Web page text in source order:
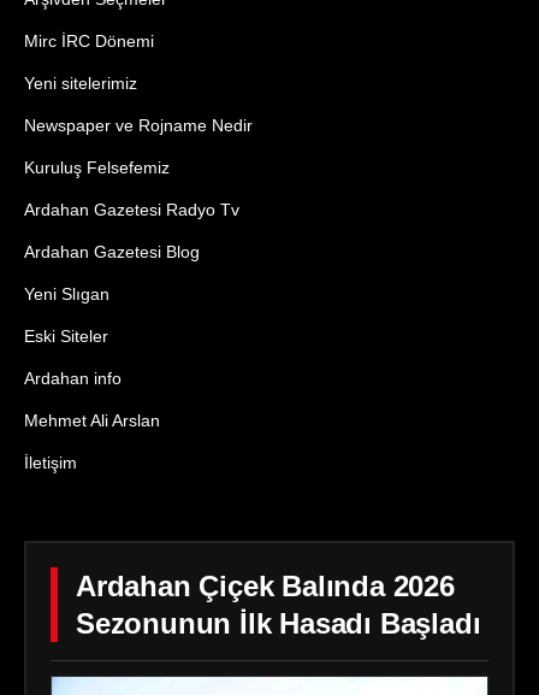
Mirc İRC Dönemi
Yeni sitelerimiz
Newspaper ve Rojname Nedir
Kuruluş Felsefemiz
Ardahan Gazetesi Radyo Tv
Ardahan Gazetesi Blog
Yeni Slıgan
Eski Siteler
Ardahan info
Mehmet Ali Arslan
İletişim
Ardahan Çiçek Balında 2026
Sezonunun İlk Hasadı Başladı